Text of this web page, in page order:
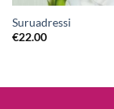
Suruadressi
€22.00